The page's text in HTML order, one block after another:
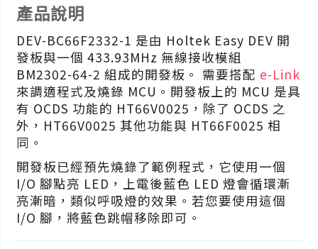
產品說明
DEV-BC66F2332-1 是由 Holtek Easy DEV 開
發板與一個 433.93MHz 無線接收模組
BM2302-64-2 組成的開發板。 需要搭配 e-Link
來調適程式及燒錄 MCU。開發板上的 MCU 是具
有 OCDS 功能的 HT66V0025，除了 OCDS 之
外，HT66V0025 其他功能與 HT66F0025 相
同。
開發板已經預先燒錄了範例程式，它使用一個
I/O 腳點亮 LED，上電後藍色 LED 燈會循環漸
亮漸暗，類似呼吸燈的效果。若您要使用這個
I/O 腳，將藍色跳帽移除即可。